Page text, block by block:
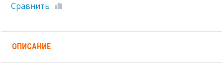
Сравнить
ОПИСАНИЕ